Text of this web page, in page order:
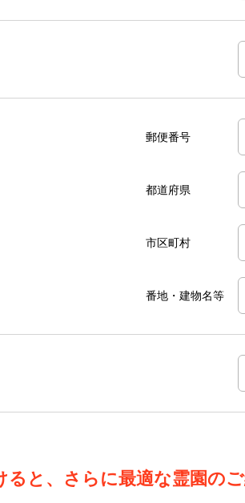
郵便番号
都道府県
市区町村
番地・建物名等
と、さらに最適な霊園の